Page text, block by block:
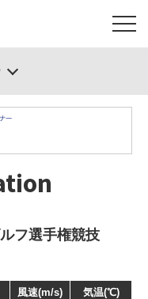
フ選手権競技
風速(m/s) 気温(℃)